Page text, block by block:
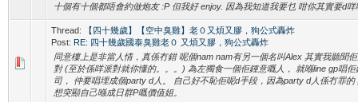
十個有十個都唔會約做炮友 :P 但我好 enjoy. 因為我知道我要乜 咁你其實要d咩
Thread:
【四十幾歲】【空中臭雞】老０又煩又膠，狗公式轟炸
Post: RE: 四十幾歲國泰臭雞老０ 又煩又膠，狗公式轟炸
同意樓上是非當人情，真係冇錯 呢個nam nam有另一個名叫Alex 其實我聽聞
對 (至於係咩派對就你懂的。。。) 為左獨食一個佢鍾意嘅人， 就喺line gp唱
司， 仲要唱埋成個party d人。 自己好不恥佢呢d手段，因為party d人係冇罪的
想突顯自己喺成日群P嘅價值姐。